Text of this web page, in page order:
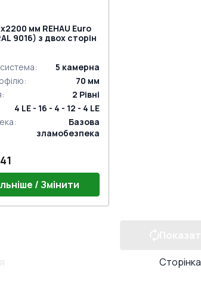
мм REHAU Euro
9016) з двох сторін
: 5 камерна
: 70 мм
: 2 Рівні
4 LE - 16 - 4 - 12 - 4 LE
:
Базова
зламобезпека
/ Змінити
Сторінка